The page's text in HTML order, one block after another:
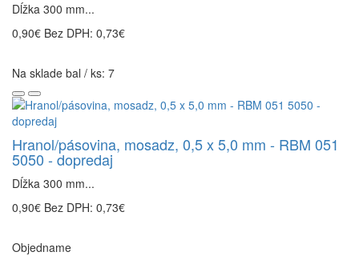
Dĺžka 300 mm...
0,90€ Bez DPH: 0,73€
Na sklade bal / ks: 7
Hranol/pásovina, mosadz, 0,5 x 5,0 mm - RBM 051
5050 - dopredaj
Dĺžka 300 mm...
0,90€ Bez DPH: 0,73€
Objedname